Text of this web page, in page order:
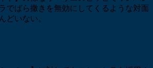
でばら撒きを無効にしてくるような対面
どいない。